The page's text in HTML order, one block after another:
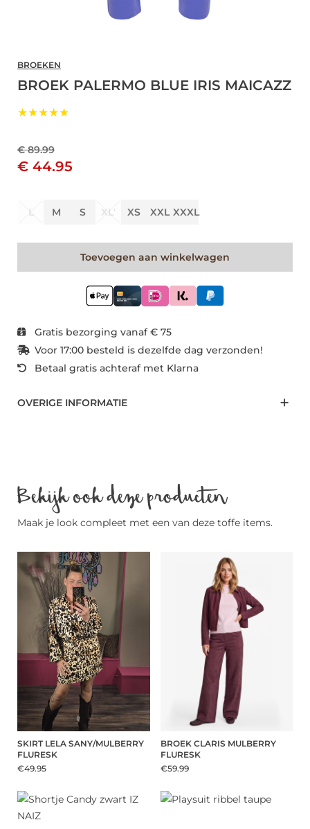
BROEKEN
BROEK PALERMO BLUE IRIS MAICAZZ
★★★★★
€ 89.99
€ 44.95
L M S XL' XS XXL XXXL
Toevoegen aan winkelwagen
Gratis bezorging vanaf € 75
Voor 17:00 besteld is dezelfde dag verzonden!
Betaal gratis achteraf met Klarna
OVERIGE INFORMATIE
Bekijk ook deze producten
Maak je look compleet met een van deze toffe items.
SKIRT LELA SANY/MULBERRY
FLURESK
€49.95
BROEK CLARIS MULBERRY
FLURESK
€59.99